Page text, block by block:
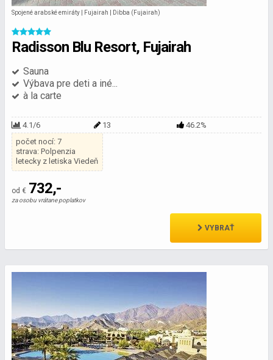
Spojené arabské emiráty | Fujairah | Dibba (Fujairah)
Radisson Blu Resort, Fujairah
Sauna
Výbava pre deti a iné...
à la carte
4.1/6 13
46.2%
počet nocí: 7
strava: Polpenzia
letecky z letiska Viedeň
od € 732,-
za osobu vrátane poplatkov
VYBRAŤ